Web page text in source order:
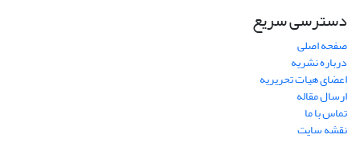
دسترسی سریع
صفحه اصلی
درباره نشریه
اعضای هیات تحریریه
ارسال مقاله
تماس با ما
نقشه سایت